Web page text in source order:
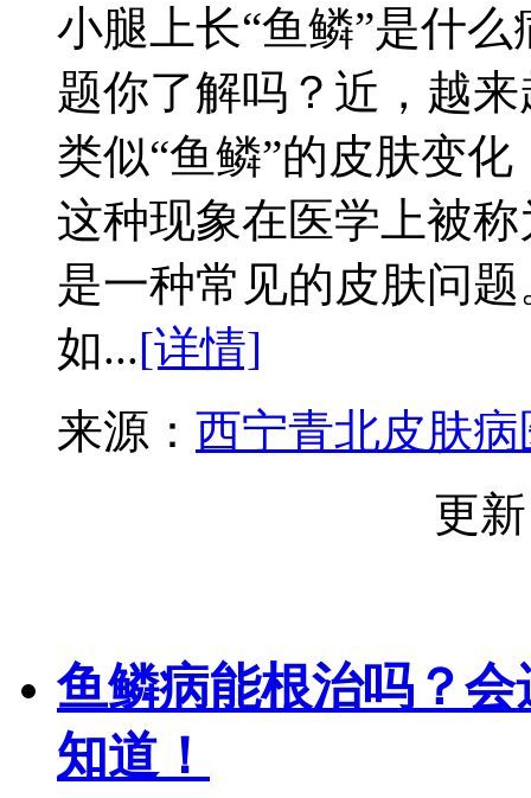
小腿上长“鱼鳞”是什
题你了解吗？近，越
类似“鱼鳞”的皮肤变
这种现象在医学上被称
是一种常见的皮肤问
如...[详情]
来源： 西宁青北皮肤病
更
鱼鳞病能根治吗？
知道！